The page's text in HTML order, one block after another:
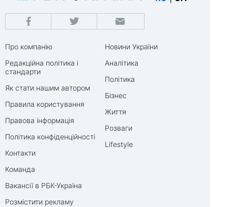
Про компанію
Редакційна політика і
стандарти
Як стати нашим автором
Правила користування
Правова інформація
Політика конфіденційності
Контакти
Команда
Вакансії в РБК-Україна
Розмістити рекламу
Новини України
Аналітика
Політика
Бізнес
Життя
Розваги
Lifestyle